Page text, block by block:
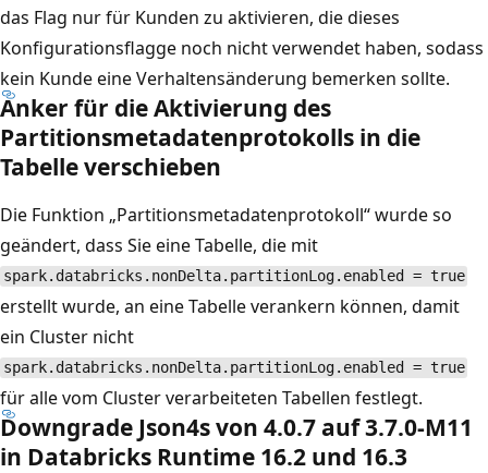
das Flag nur für Kunden zu aktivieren, die dieses
Konfigurationsflagge noch nicht verwendet haben, sodass
kein Kunde eine Verhaltensänderung bemerken sollte.
Anker für die Aktivierung des
Partitionsmetadatenprotokolls in die
Tabelle verschieben
Die Funktion „Partitionsmetadatenprotokoll“ wurde so
geändert, dass Sie eine Tabelle, die mit
spark.databricks.nonDelta.partitionLog.enabled = true
erstellt wurde, an eine Tabelle verankern können, damit
ein Cluster nicht
spark.databricks.nonDelta.partitionLog.enabled = true
für alle vom Cluster verarbeiteten Tabellen festlegt.
Downgrade Json4s von 4.0.7 auf 3.7.0-M11
in Databricks Runtime 16.2 und 16.3